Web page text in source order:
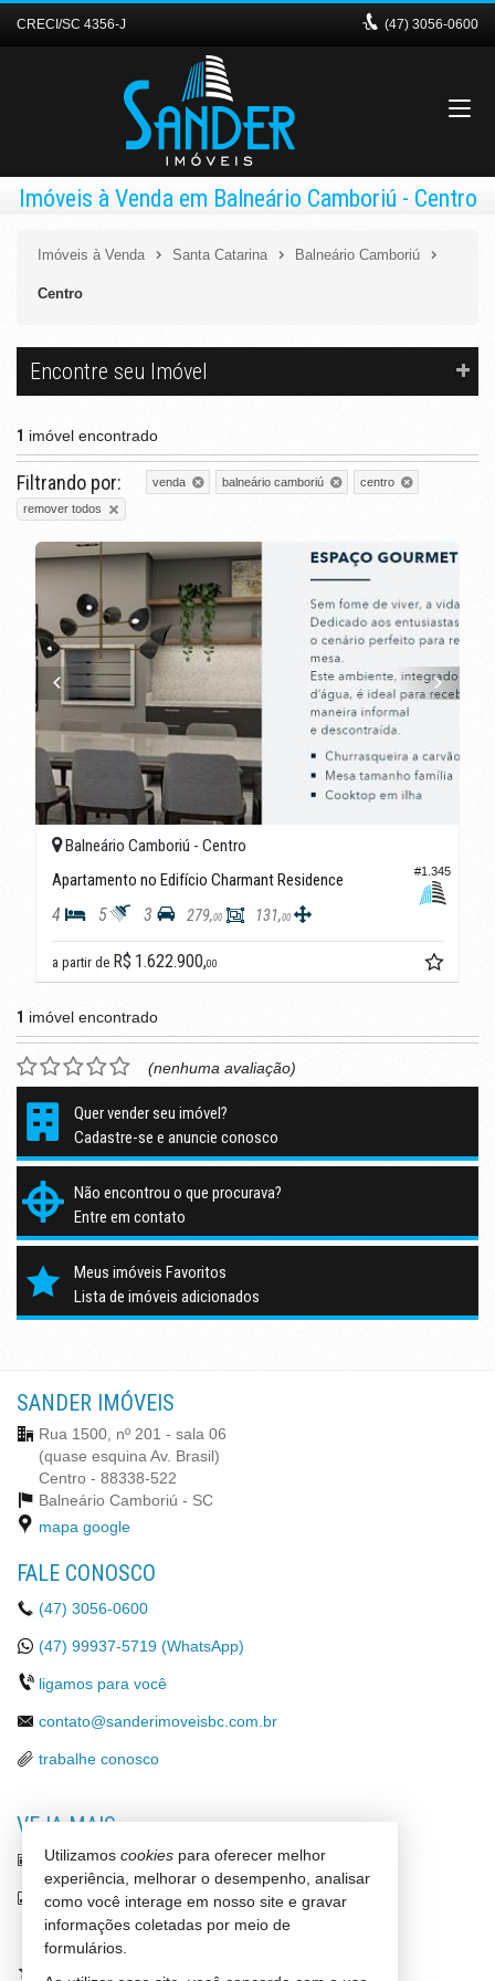
CRECI/SC 4356-J (47) 3056-0600
Imóveis à Venda em Balneário Camboriú - Centro
Imóveis à Venda Santa Catarina Balneário Camboriú
Centro
Encontre seu Imóvel
1 imóvel encontrado
Filtrando por: venda balneário camboriú
centro
remover todos
#1.345
Balneário Camboriú - Centro
Apartamento no Edifício Charmant Residence
4 5 3 279,00 131,00
a partir de R$ 1.622.900,00
1 imóvel encontrado
(nenhuma avaliação)
Quer vender seu imóvel?
Cadastre-se e anuncie conosco
Não encontrou o que procurava?
Entre em contato
Meus imóveis Favoritos
Lista de imóveis adicionados
SANDER IMÓVEIS
Rua 1500, nº 201 - sala 06
(quase esquina Av. Brasil)
Centro - 88338-522
Balneário Camboriú - SC
mapa google
FALE CONOSCO
(47) 3056-0600
(47) 99937-5719 (WhatsApp)
ligamos para você
contato@sanderimoveisbc.com.br
trabalhe conosco
VEJA MAIS
receba nosso newsletter
indicadores financeiros
cadastre seu imóvel
imóveis favoritos
Utilizamos cookies para oferecer melhor
experiência, melhorar o desempenho, analisar
como você interage em nosso site e gravar
informações coletadas por meio de
formulários.